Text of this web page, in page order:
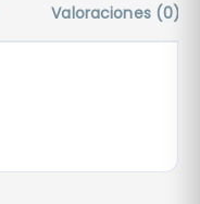
Valoraciones (0)